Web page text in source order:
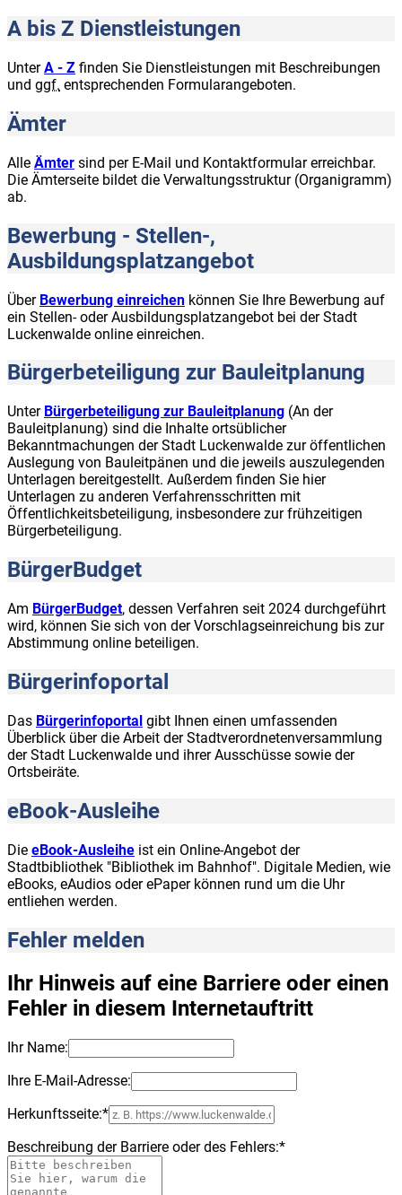
A bis Z Dienstleistungen
UnterA - Z finden Sie Dienstleistungen mit Beschreibungen
und ggf. entsprechenden Formularangeboten.
Ämter
Alle Ämter sind per E-Mail und Kontaktformular erreichbar.
Die Ämterseite bildet die Verwaltungsstruktur (Organigramm)
ab.
Bewerbung - Stellen-,
Ausbildungsplatzangebot
Über Bewerbung einreichen können Sie Ihre Bewerbung auf
ein Stellen- oder Ausbildungsplatzangebot bei der Stadt
Luckenwalde online einreichen.
Bürgerbeteiligung zur Bauleitplanung
Unter Bürgerbeteiligung zur Bauleitplanung (An der
Bauleitplanung) sind die Inhalte ortsüblicher
Bekanntmachungen der Stadt Luckenwalde zur öffentlichen
Auslegung von Bauleitpänen und die jeweils auszulegenden
Unterlagen bereitgestellt. Außerdem finden Sie hier
Unterlagen zu anderen Verfahrensschritten mit
Öffentlichkeitsbeteiligung, insbesondere zur frühzeitigen
Bürgerbeteiligung.
BürgerBudget
Am BürgerBudget, dessen Verfahren seit 2024 durchgeführt
wird, können Sie sich von der Vorschlagseinreichung bis zur
Abstimmung online beteiligen.
Bürgerinfoportal
Das Bürgerinfoportal gibt Ihnen einen umfassenden
Überblick über die Arbeit der Stadtverordnetenversammlung
der Stadt Luckenwalde und ihrer Ausschüsse sowie der
Ortsbeiräte.
eBook-Ausleihe
Die eBook-Ausleihe ist ein Online-Angebot der
Stadtbibliothek "Bibliothek im Bahnhof". Digitale Medien, wie
eBooks, eAudios oder ePaper können rund um die Uhr
entliehen werden.
Fehler melden
Ihr Hinweis auf eine Barriere oder einen
Fehler in diesem Internetauftritt
Ihr Name:
Ihre E-Mail-Adresse:
Herkunftsseite:*
Beschreibung der Barriere oder des Fehlers:*